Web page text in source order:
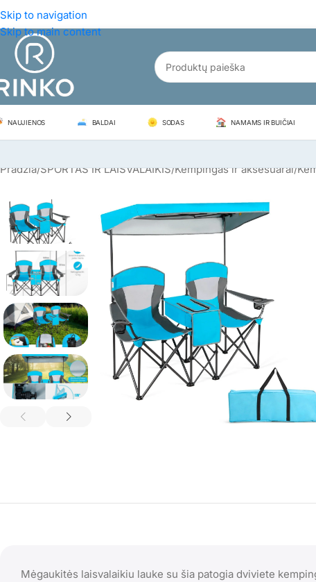
Skip to navigation
Skip to main content
NAUJIENOS BALDAI SODAS NAMAMS IR BUIČIAI
Pradžia/SPORTAS IR LAISVALAIKIS/Kempingas ir aksesuarai/
Mėgaukitės laisvalaikiu lauke su šia patogia dviviete